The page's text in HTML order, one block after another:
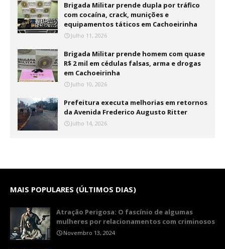
Brigada Militar prende dupla por tráfico
com cocaína, crack, munições e
equipamentos táticos em Cachoeirinha
Julho 11, 2026
Brigada Militar prende homem com quase
R$ 2 mil em cédulas falsas, arma e drogas
em Cachoeirinha
Julho 10, 2026
Prefeitura executa melhorias em retornos
da Avenida Frederico Augusto Ritter
Julho 14, 2026
MAIS POPULARES (ÚLTIMOS DIAS)
Atração Perigosa: O fascínio de algumas
mulheres por relacionamentos com criminosos
Novembro 13, 2024